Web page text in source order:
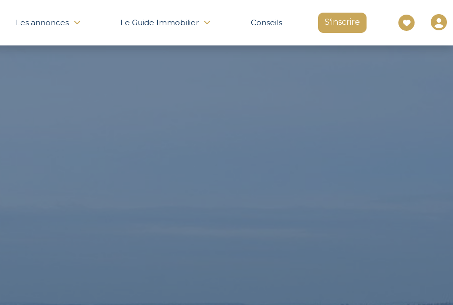
Les annonces Le Guide Immobilier Conseils S'inscrire